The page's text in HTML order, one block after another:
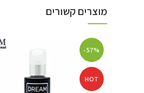
מוצרים קשורים
-57%
HOT